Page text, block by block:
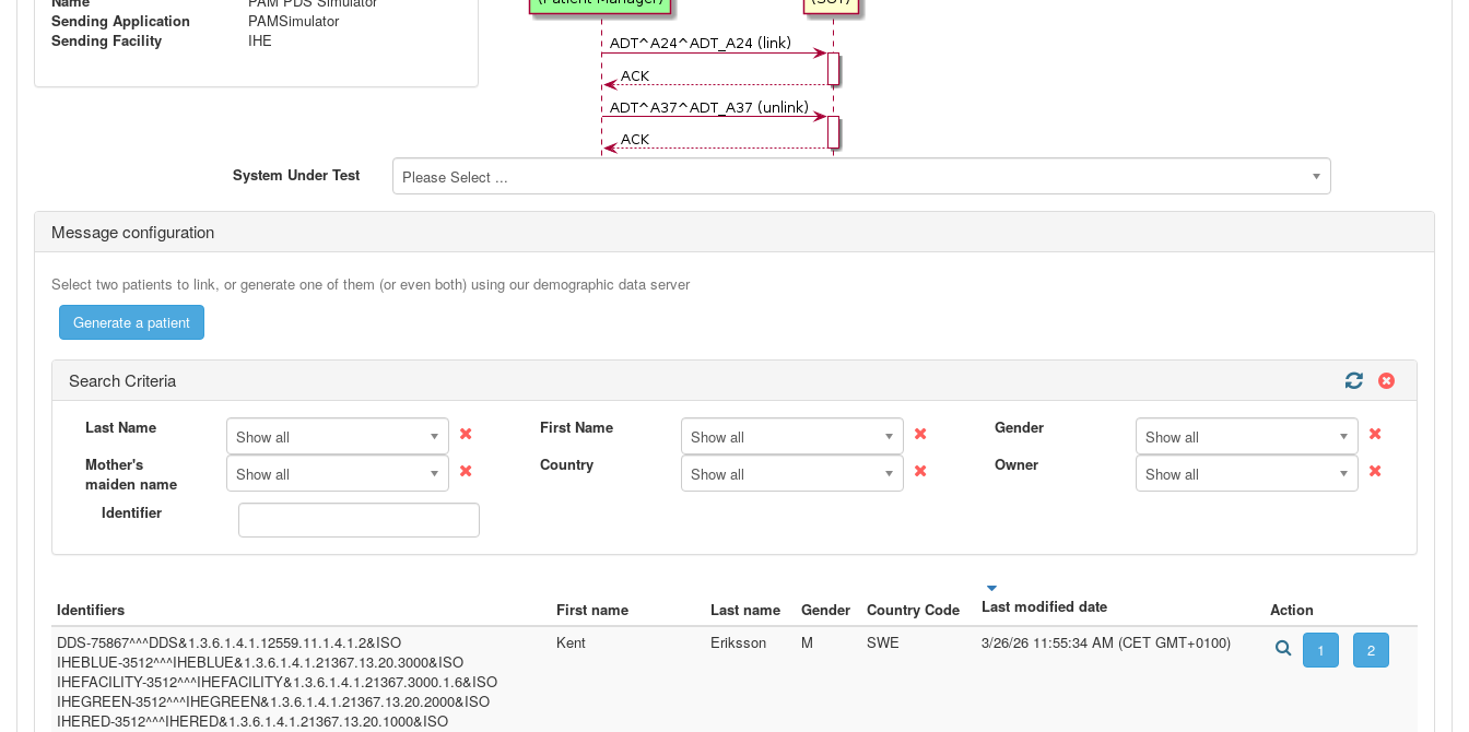
Sending Application
PAMSimulator
Sending Facility
IHE
System Under Test Please Select ...
Message configuration
Select two patients to link, or generate one of them (or even both) using our demographic data server
Search Criteria
Last Name Show all First Name Show all Gender
Show all
Mother's
maiden name
Show all Country Show all Owner
Show all
Identifier
Identifiers First name Last name Gender Country Code Last modified date Action
DDS-75867^^^DDS&1.3.6.1.4.1.12559.11.1.4.1.2&ISO
IHEBLUE-3512^^^IHEBLUE&1.3.6.1.4.1.21367.13.20.3000&ISO
IHEFACILITY-3512^^^IHEFACILITY&1.3.6.1.4.1.21367.3000.1.6&ISO
IHEGREEN-3512^^^IHEGREEN&1.3.6.1.4.1.21367.13.20.2000&ISO
IHERED-3512^^^IHERED&1.3.6.1.4.1.21367.13.20.1000&ISO
Kent Eriksson M SWE 3/26/26 11:55:34 AM (CET GMT+0100)